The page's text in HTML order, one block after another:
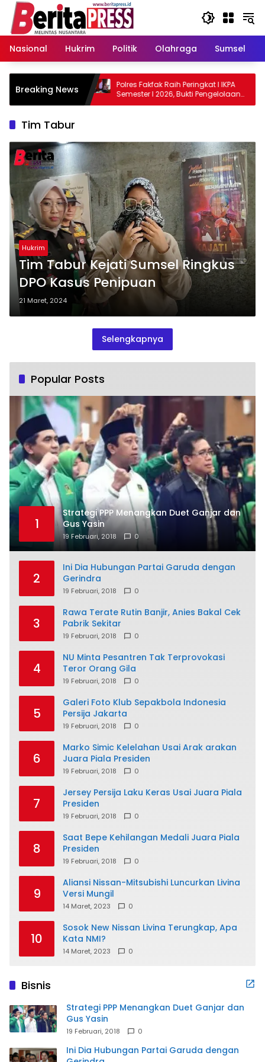
Langsung
konten
Nasional
Hukrim Politik Olahraga Sumsel
Breaking News
Fakfak
dan
Polres Fakfak Raih Peringkat I IKPA
Semester I 2026, Bukti Pengelolaan
Anggaran yang Akuntabel
Tim Tabur
Hukrim
Tim Tabur Kejati Sumsel Ringkus
DPO Kasus Penipuan
21 Maret, 2024
Selengkapnya
Popular Posts
1
Strategi PPP Menangkan Duet Ganjar dan
Gus Yasin
19 Februari, 2018 0
2
Ini Dia Hubungan Partai Garuda dengan
Gerindra
19 Februari, 2018 0
3
Rawa Terate Rutin Banjir, Anies Bakal Cek
Pabrik Sekitar
19 Februari, 2018 0
4
NU Minta Pesantren Tak Terprovokasi
Teror Orang Gila
19 Februari, 2018 0
5
Galeri Foto Klub Sepakbola Indonesia
Persija Jakarta
19 Februari, 2018 0
6
Marko Simic Kelelahan Usai Arak arakan
Juara Piala Presiden
19 Februari, 2018 0
7
Jersey Persija Laku Keras Usai Juara Piala
Presiden
19 Februari, 2018 0
8
Saat Bepe Kehilangan Medali Juara Piala
Presiden
19 Februari, 2018 0
9
Aliansi Nissan-Mitsubishi Luncurkan Livina
Versi Mungil
14 Maret, 2023 0
10
Sosok New Nissan Livina Terungkap, Apa
Kata NMI?
14 Maret, 2023 0
Bisnis
Strategi PPP Menangkan Duet Ganjar dan
Gus Yasin
19 Februari, 2018 0
Ini Dia Hubungan Partai Garuda dengan